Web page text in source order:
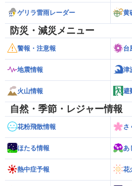
ゲリラ雷雨レーダー 黄
防災・減災メニュー
警報・注意報 台
地震情報 津
火山情報 避
自然・季節・レジャー情報
花粉飛散情報 さ
ほたる情報 あ
熱中症予報 花